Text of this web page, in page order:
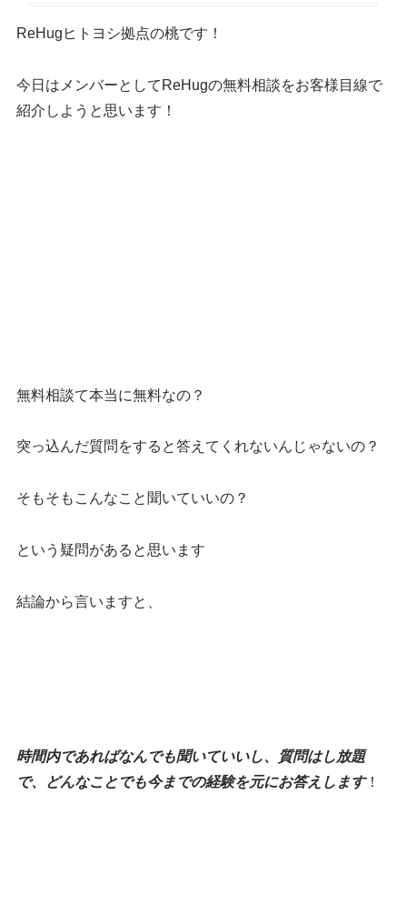
ReHugヒトヨシ拠点の桃です！
今日はメンバーとしてReHugの無料相談をお客様目線で
紹介しようと思います！
無料相談て本当に無料なの？
突っ込んだ質問をすると答えてくれないんじゃないの？
そもそもこんなこと聞いていいの？
という疑問があると思います
結論から言いますと、
時間内であればなんでも聞いていいし、質問はし放題
で、どんなことでも今までの経験を元にお答えします！